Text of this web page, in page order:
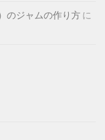
のジャムの作り方 に